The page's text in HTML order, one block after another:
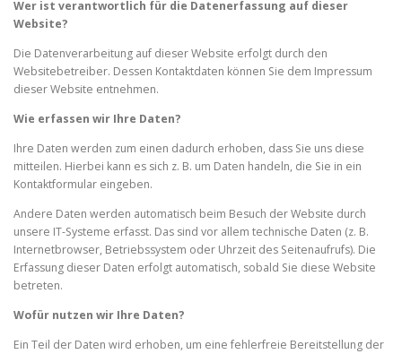
Wer ist verantwortlich für die Datenerfassung auf dieser
Website?
Die Datenverarbeitung auf dieser Website erfolgt durch den
Websitebetreiber. Dessen Kontaktdaten können Sie dem Impressum
dieser Website entnehmen.
Wie erfassen wir Ihre Daten?
Ihre Daten werden zum einen dadurch erhoben, dass Sie uns diese
mitteilen. Hierbei kann es sich z. B. um Daten handeln, die Sie in ein
Kontaktformular eingeben.
Andere Daten werden automatisch beim Besuch der Website durch
unsere IT-Systeme erfasst. Das sind vor allem technische Daten (z. B.
Internetbrowser, Betriebssystem oder Uhrzeit des Seitenaufrufs). Die
Erfassung dieser Daten erfolgt automatisch, sobald Sie diese Website
betreten.
Wofür nutzen wir Ihre Daten?
Ein Teil der Daten wird erhoben, um eine fehlerfreie Bereitstellung der